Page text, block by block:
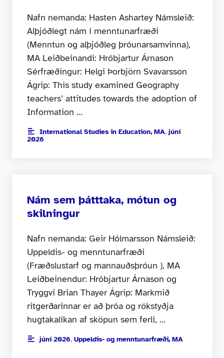
Nafn nemanda: Hasten Ashartey Námsleið:
Alþjóðlegt nám í menntunarfræði
(Menntun og alþjóðleg þróunarsamvinna),
MA Leiðbeinandi: Hróbjartur Árnason
Sérfræðingur: Helgi Þorbjörn Svavarsson
Ágrip: This study examined Geography
teachers’ attitudes towards the adoption of
Information …
International Studies in Education, MA, júní
2026
Nám sem þátttaka, mótun og
skilningur
Nafn nemanda: Geir Hólmarsson Námsleið:
Uppeldis- og menntunarfræði
(Fræðslustarf og mannauðsþróun ), MA
Leiðbeinendur: Hróbjartur Árnason og
Tryggvi Brian Thayer Ágrip: Markmið
ritgerðarinnar er að þróa og rökstyðja
hugtakalíkan af sköpun sem ferli, …
júní 2026, Uppeldis- og menntunarfræði, MA